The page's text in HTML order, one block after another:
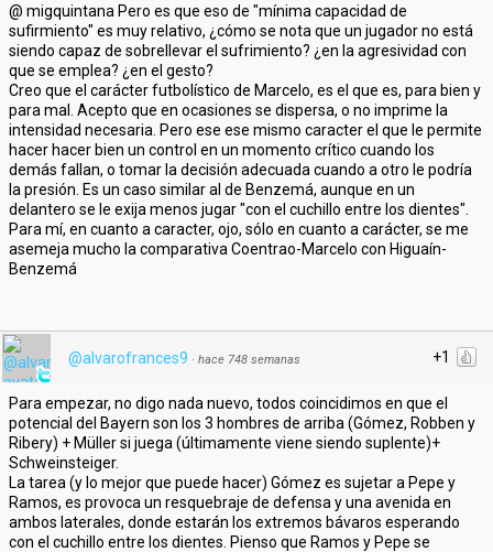
@ migquintana Pero es que eso de "mínima capacidad de
sufirmiento" es muy relativo, ¿cómo se nota que un jugador no está
siendo capaz de sobrellevar el sufrimiento? ¿en la agresividad con
que se emplea? ¿en el gesto?
Creo que el carácter futbolístico de Marcelo, es el que es, para bien y
para mal. Acepto que en ocasiones se dispersa, o no imprime la
intensidad necesaria. Pero ese ese mismo caracter el que le permite
hacer hacer bien un control en un momento crítico cuando los
demás fallan, o tomar la decisión adecuada cuando a otro le podría
la presión. Es un caso similar al de Benzemá, aunque en un
delantero se le exija menos jugar "con el cuchillo entre los dientes".
Para mí, en cuanto a caracter, ojo, sólo en cuanto a carácter, se me
asemeja mucho la comparativa Coentrao-Marcelo con Higuaín-
Benzemá
+1
@alvarofrances9 · hace 748 semanas
Para empezar, no digo nada nuevo, todos coincidimos en que el
potencial del Bayern son los 3 hombres de arriba (Gómez, Robben y
Ribery) + Müller si juega (últimamente viene siendo suplente)+
Schweinsteiger.
La tarea (y lo mejor que puede hacer) Gómez es sujetar a Pepe y
Ramos, es provoca un resquebraje de defensa y una avenida en
ambos laterales, donde estarán los extremos bávaros esperando
con el cuchillo entre los dientes. Pienso que Ramos y Pepe se